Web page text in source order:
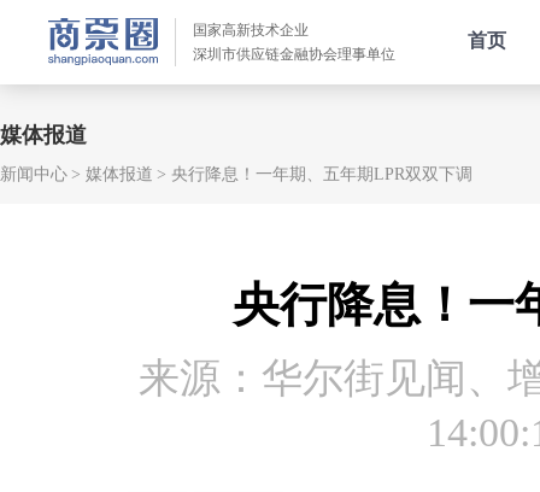
国家高新技术企业
深圳市供应链金融协会理事单位
首页
媒体报道
新闻中心 媒体报道 央行降息！一年期、五年期LPR双双下调
央行降息！一
来源：华尔街见闻、